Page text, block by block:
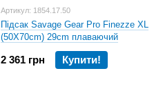
Артикул: 1854.17.50
Підсак Savage Gear Pro Finezze XL
(50X70cm) 29cm плаваючий
2 361 грн Купити!